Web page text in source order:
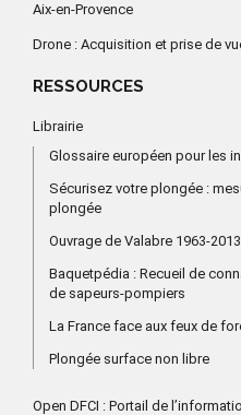
Aix-en-Provence
Drone : Acquisition et prise de
RESSOURCES
Librairie
Glossaire européen pour les
Sécurisez votre plongée :
plongée
Ouvrage de Valabre 1963-2013
Baquetpédia : Recueil de
de sapeurs-pompiers
La France face aux feux de
Plongée surface non libre
Open DFCI : Portail de